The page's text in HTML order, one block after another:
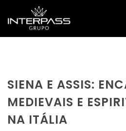
SIENA E ASSIS:
MEDIEVAIS E
NA ITÁLIA